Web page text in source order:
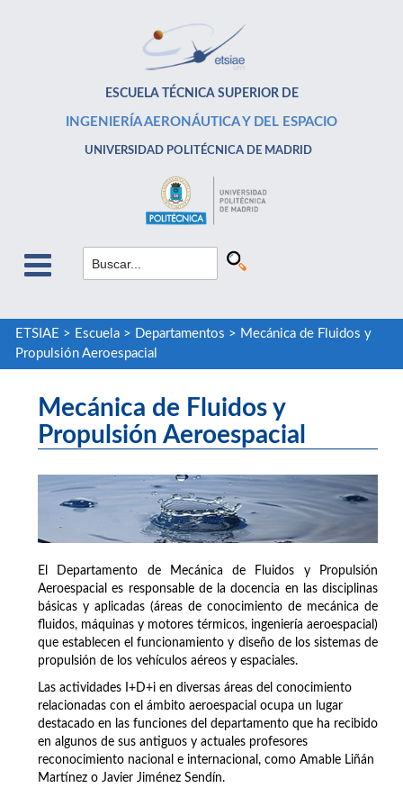
ESCUELA TÉCNICA SUPERIOR DE
INGENIERÍA AERONÁUTICA Y DEL ESPACIO
UNIVERSIDAD POLITÉCNICA DE MADRID
ETSIAE > Escuela> Departamentos > Mecánica de Fluidos y
Propulsión Aeroespacial
Mecánica de Fluidos y
Propulsión Aeroespacial
El Departamento de Mecánica de Fluidos y Propulsión
Aeroespacial es responsable de la docencia en las disciplinas
básicas y aplicadas (áreas de conocimiento de mecánica de
fluidos, máquinas y motores térmicos, ingeniería aeroespacial)
que establecen el funcionamiento y diseño de los sistemas de
propulsión de los vehículos aéreos y espaciales.
Las actividades I+D+i en diversas áreas del conocimiento
relacionadas con el ámbito aeroespacial ocupa un lugar
destacado en las funciones del departamento que ha recibido
en algunos de sus antiguos y actuales profesores
reconocimiento nacional e internacional, como Amable Liñán
Martínez o Javier Jiménez Sendín.